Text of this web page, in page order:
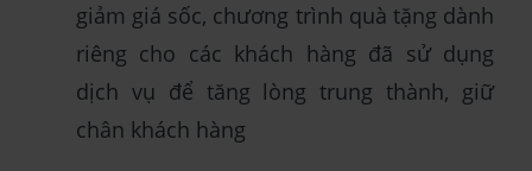
giảm giá sốc, chương trình quà tặng dành
riêng cho các khách hàng đã sử dụng
dịch vụ để tăng lòng trung thành, giữ
chân khách hàng